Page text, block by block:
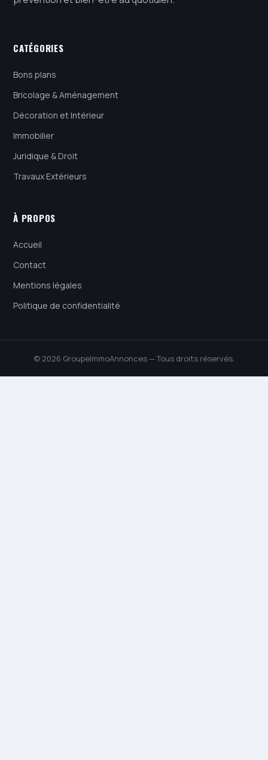
CATÉGORIES
Bons plans
Bricolage & Aménagement
Décoration et Intérieur
Immobilier
Juridique & Droit
Travaux Extérieurs
À PROPOS
Accueil
Contact
Mentions légales
Politique de confidentialité
© 2026 GroupeImmoAnnonces — Tous droits réservés.